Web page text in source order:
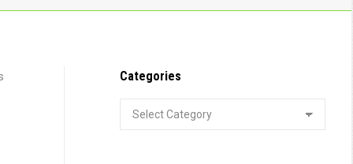
Categories
Categories